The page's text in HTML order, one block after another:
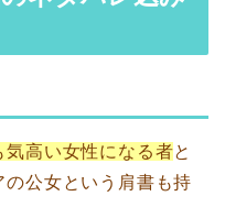
気高い女性になる者と
の公女という肩書も持